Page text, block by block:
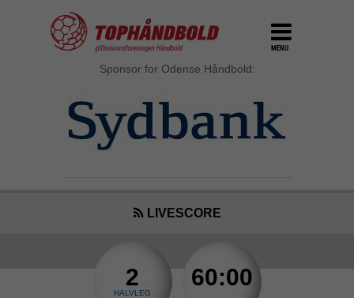
MENU
Sponsor for Odense Håndbold:
LIVESCORE
2
HALVLEG
60:00